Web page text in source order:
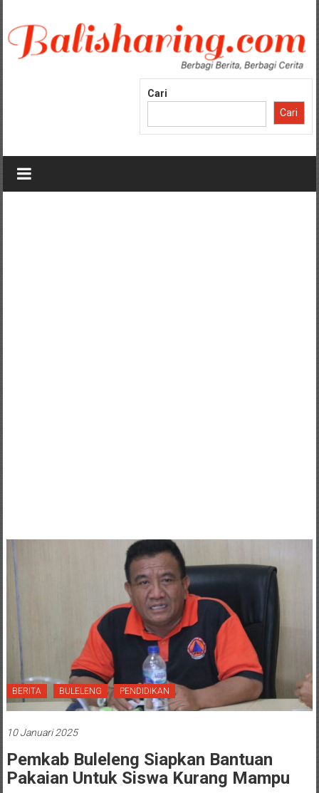
konten
Cari
Cari
BERITA BULELENG PENDIDIKAN
10 Januari 2025
Pemkab Buleleng Siapkan Bantuan
Pakaian Untuk Siswa Kurang Mampu